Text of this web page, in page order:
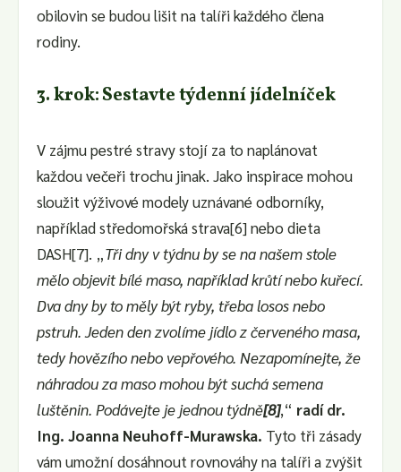
obilovin se budou lišit na talíři každého člena
rodiny.
3. krok: Sestavte týdenní jídelníček
V zájmu pestré stravy stojí za to naplánovat
každou večeři trochu jinak. Jako inspirace mohou
sloužit výživové modely uznávané odborníky,
například středomořská strava[6] nebo dieta
DASH[7]. „Tři dny v týdnu by se na našem stole
mělo objevit bílé maso, například krůtí nebo kuřecí.
Dva dny by to měly být ryby, třeba losos nebo
pstruh. Jeden den zvolíme jídlo z červeného masa,
tedy hovězího nebo vepřového. Nezapomínejte, že
náhradou za maso mohou být suchá semena
luštěnin. Podávejte je jednoutýdně[8],“ radí dr.
Ing. Joanna Neuhoff-Murawska. Tyto tři zásady
vám umožní dosáhnout rovnováhy na talíři a zvýšit